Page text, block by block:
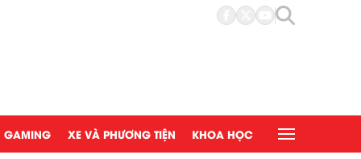
GAMING XE VÀ PHƯƠNG TIỆN KHOA HỌC